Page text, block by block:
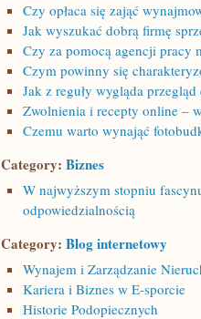
Czy opłaca się zająć
Jak wyszukać dobrą firmę
Czy za pomocą agencji pracy
Czym powinny się
Jak z reguły wygląda
Zwolnienia i recepty online –
Czemu warto wynająć
Category: Biznes
W najwyższym stopniu
odpowiedzialnością
Category: Blog internetowy
Wynajem i Zarządzanie
Kariera i Biznes w E-sporcie
Historie Podopiecznych